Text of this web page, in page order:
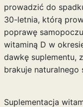
prowadzić do
30-letnia, którą
poprawę
witaminą D w
dawkę suplementu,
brakuje naturalnego
Suplementacja